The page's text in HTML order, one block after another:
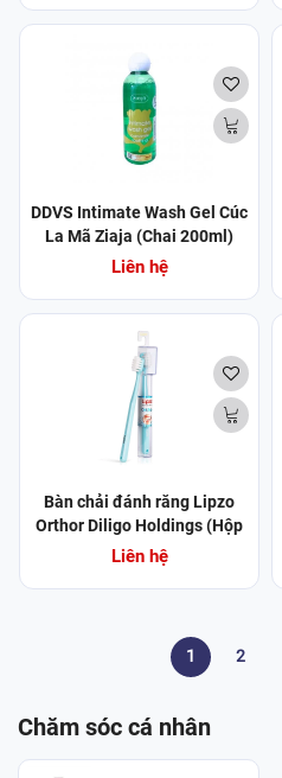
Chăm sóc cá nhân
DDVS Intimate Wash Gel Cúc
La Mã Ziaja (Chai 200ml)
(Chai)
Liên hệ
Bàn chải đánh răng Lipzo
Orthor Diligo Holdings (Hộp
1 cái)
Liên hệ
1 2